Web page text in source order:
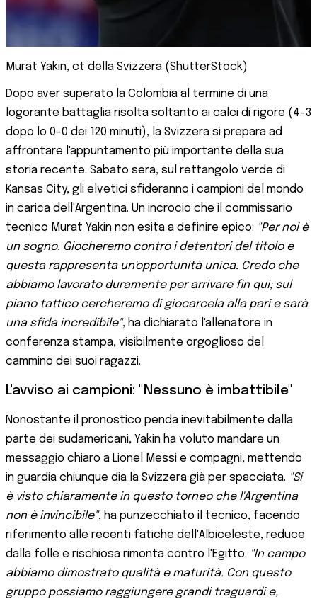
Murat Yakin, ct della Svizzera (ShutterStock)
Dopo aver superato la Colombia al termine di una
logorante battaglia risolta soltanto ai calci di rigore (4-3
dopo lo 0-0 dei 120 minuti), la Svizzera si prepara ad
affrontare l'appuntamento più importante della sua
storia recente. Sabato sera, sul rettangolo verde di
Kansas City, gli elvetici sfideranno i campioni del mondo
in carica dell'Argentina. Un incrocio che il commissario
tecnico Murat Yakin non esita a definire epico: "Per noi è
un sogno. Giocheremo contro i detentori del titolo e
questa rappresenta un'opportunità unica. Credo che
abbiamo lavorato duramente per arrivare fin qui; sul
piano tattico cercheremo di giocarcela alla pari e sarà
una sfida incredibile", ha dichiarato l'allenatore in
conferenza stampa, visibilmente orgoglioso del
cammino dei suoi ragazzi.
L'avviso ai campioni: "Nessuno è imbattibile"
Nonostante il pronostico penda inevitabilmente dalla
parte dei sudamericani, Yakin ha voluto mandare un
messaggio chiaro a Lionel Messi e compagni, mettendo
in guardia chiunque dia la Svizzera già per spacciata. "Si
è visto chiaramente in questo torneo che l'Argentina
non è invincibile", ha punzecchiato il tecnico, facendo
riferimento alle recenti fatiche dell'Albiceleste, reduce
dalla folle e rischiosa rimonta contro l'Egitto. "In campo
abbiamo dimostrato qualità e maturità. Con questo
gruppo possiamo raggiungere grandi traguardi e,